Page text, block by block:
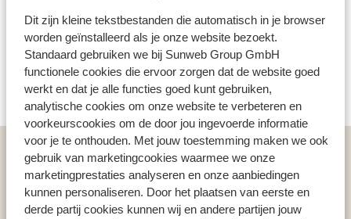
Dit zijn kleine tekstbestanden die automatisch in je browser
worden geïnstalleerd als je onze website bezoekt.
Standaard gebruiken we bij Sunweb Group GmbH
functionele cookies die ervoor zorgen dat de website goed
werkt en dat je alle functies goed kunt gebruiken,
analytische cookies om onze website te verbeteren en
voorkeurscookies om de door jou ingevoerde informatie
voor je te onthouden. Met jouw toestemming maken we ook
gebruik van marketingcookies waarmee we onze
marketingprestaties analyseren en onze aanbiedingen
kunnen personaliseren. Door het plaatsen van eerste en
derde partij cookies kunnen wij en andere partijen jouw
Wat gasten vinden
Helaas zijn er momenteel nog geen ervaringen
voor deze accommodatie.
Spanje
Cala Llonga
Vliegticket Menorca